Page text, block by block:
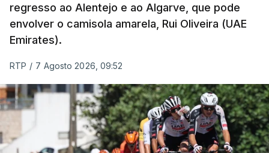
maioria dos 211 votos das federações membros
para assegurar um novo mandato.
direitos da FIFA foi rejeitado por várias
confederações.
Na sexta-feira passada, depois de enorme
regresso ao Alentejo e ao Algarve, que pode
envolver o camisola amarela, Rui Oliveira (UAE
Emirates).
RTP / 7 Agosto 2026, 09:52